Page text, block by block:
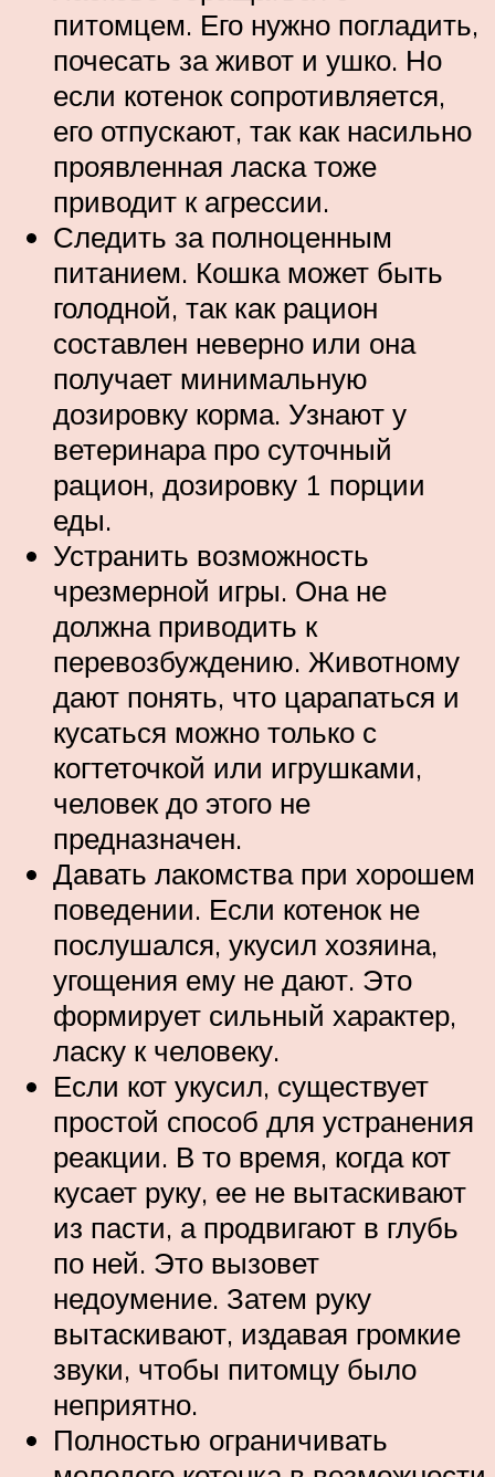
питомцем. Его нужно погладить,
почесать за живот и ушко. Но
если котенок сопротивляется,
его отпускают, так как насильно
проявленная ласка тоже
приводит к агрессии.
Следить за полноценным
питанием. Кошка может быть
голодной, так как рацион
составлен неверно или она
получает минимальную
дозировку корма. Узнают у
ветеринара про суточный
рацион, дозировку 1 порции
еды.
Устранить возможность
чрезмерной игры. Она не
должна приводить к
перевозбуждению. Животному
дают понять, что царапаться и
кусаться можно только с
когтеточкой или игрушками,
человек до этого не
предназначен.
Давать лакомства при хорошем
поведении. Если котенок не
послушался, укусил хозяина,
угощения ему не дают. Это
формирует сильный характер,
ласку к человеку.
Если кот укусил, существует
простой способ для устранения
реакции. В то время, когда кот
кусает руку, ее не вытаскивают
из пасти, а продвигают в глубь
по ней. Это вызовет
недоумение. Затем руку
вытаскивают, издавая громкие
звуки, чтобы питомцу было
неприятно.
Полностью ограничивать